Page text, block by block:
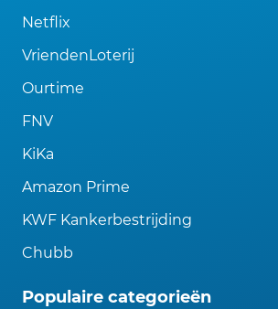
Netflix
VriendenLoterij
Ourtime
FNV
KiKa
Amazon Prime
KWF Kankerbestrijding
Chubb
Populaire categorieën